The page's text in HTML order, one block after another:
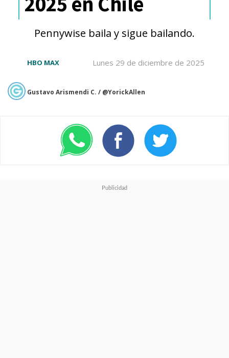
maestras de la adaptación
televisiva deThe Last of Us que
regresa a
y al streaming
Maxcon su doloroso relato.
Pennywise baila y sigue bailando.
Lunes 29 de diciembre de 2025
HBO MAX
Gustavo Arismendi C. / @YorickAllen